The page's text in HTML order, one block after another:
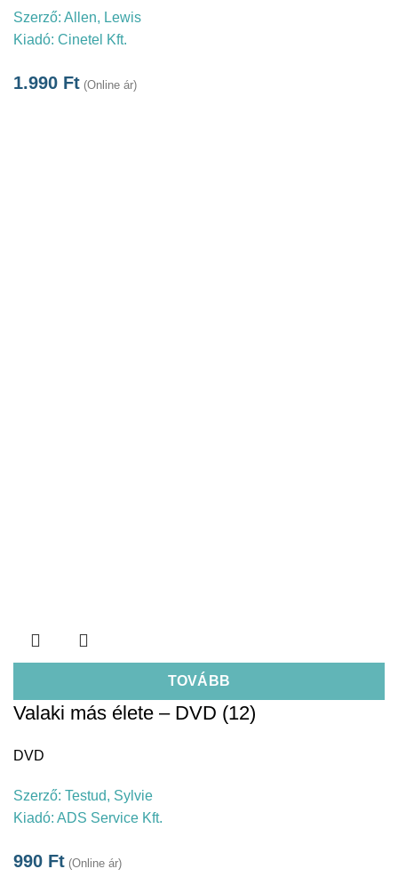
Szerző: Allen, Lewis
Kiadó: Cinetel Kft.
1.990 Ft (Online ár)
TOVÁBB
Valaki más élete – DVD (12)
DVD
Szerző: Testud, Sylvie
Kiadó: ADS Service Kft.
990 Ft (Online ár)